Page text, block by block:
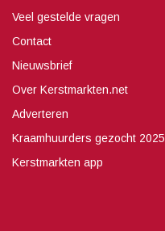
Veel gestelde vragen
Contact
Nieuwsbrief
Over Kerstmarkten.net
Adverteren
Kraamhuurders gezocht 2025
Kerstmarkten app